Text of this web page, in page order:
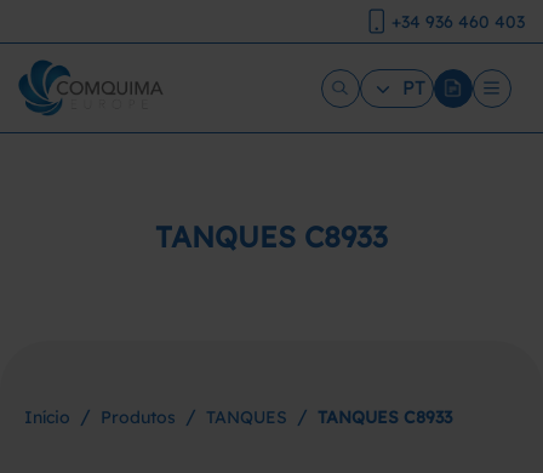
+34 936 460 403
PT
TANQUES C8933
Início / Produtos / TANQUES / TANQUES C8933